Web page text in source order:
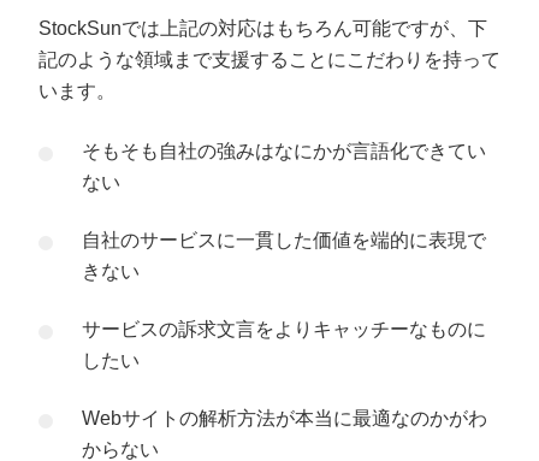
StockSunでは上記の対応はもちろん可能ですが、下
記のような領域まで支援することにこだわりを持って
います。
そもそも自社の強みはなにかが言語化できてい
ない
自社のサービスに一貫した価値を端的に表現で
きない
サービスの訴求文言をよりキャッチーなものに
したい
Webサイトの解析方法が本当に最適なのかがわ
からない